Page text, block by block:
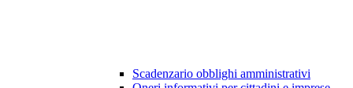
Scadenzario obblighi amministrativi